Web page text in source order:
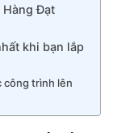
Hàng Đạt
khi bạn lắp
công trình lên